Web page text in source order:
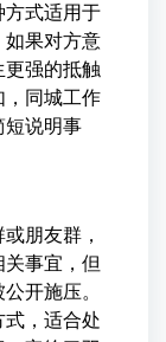
方式适用于
果对方意
强的抵触
同城工作
短说明事
朋友群，
事宜，但
开施压。
，适合处